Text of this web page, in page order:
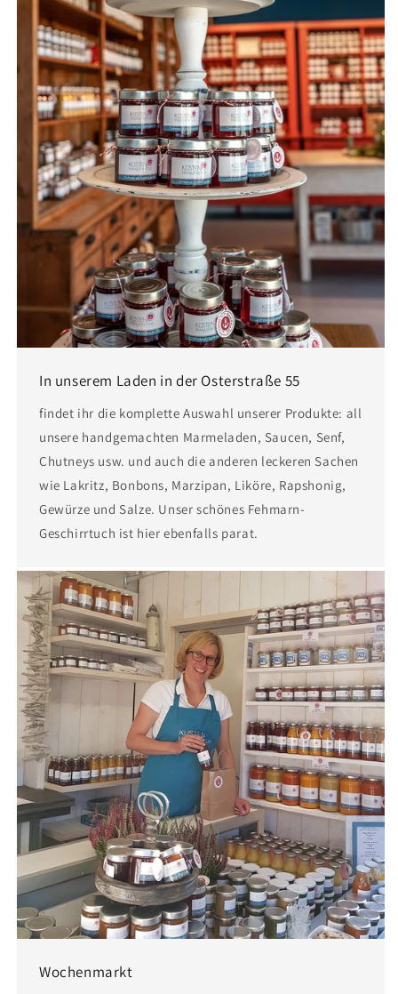
In unserem Laden in der Osterstraße 55
findet ihr die komplette Auswahl unserer Produkte: all
unsere handgemachten Marmeladen, Saucen, Senf,
Chutneys usw. und auch die anderen leckeren Sachen
wie Lakritz, Bonbons, Marzipan, Liköre, Rapshonig,
Gewürze und Salze. Unser schönes Fehmarn-
Geschirrtuch ist hier ebenfalls parat.
Wochenmarkt